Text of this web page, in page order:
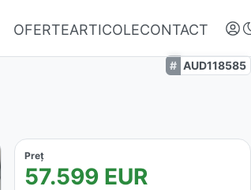
OFERTEARTICOLECONTACT
AUD118585
Preț
57.599 EUR